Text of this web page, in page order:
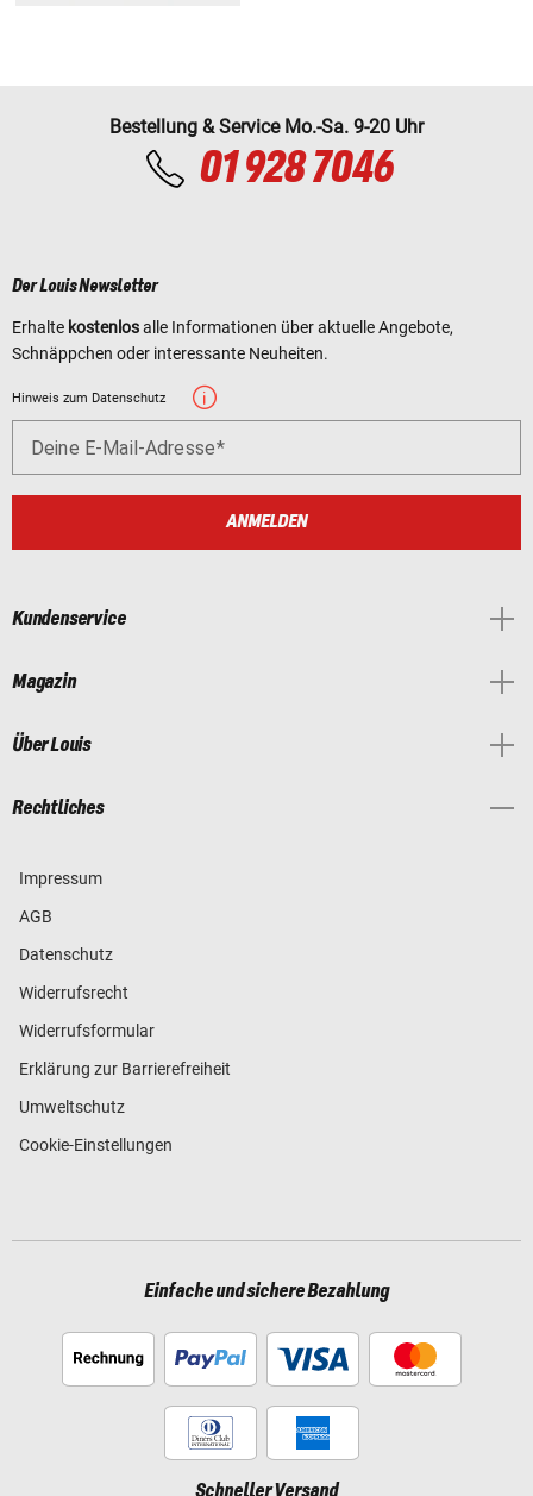
Bestellung & Service Mo.-Sa. 9-20 Uhr
01 928 7046
Der Louis Newsletter
Erhalte kostenlosalle Informationen über aktuelle Angebote,
Schnäppchen oder interessante Neuheiten.
Hinweis zum Datenschutz
Deine E-Mail-Adresse
ANMELDEN
Kundenservice
Magazin
Über Louis
Rechtliches
Impressum
AGB
Datenschutz
Widerrufsrecht
Widerrufsformular
Erklärung zur Barrierefreiheit
Umweltschutz
Cookie-Einstellungen
Einfache und sichere Bezahlung
Schneller Versand